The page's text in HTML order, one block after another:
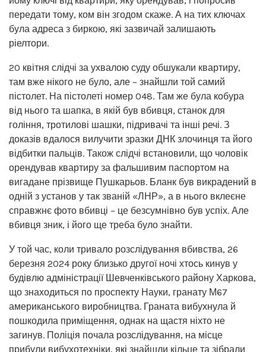
передати тому, ком він згодом скаже. А на тих ключах
була адреса з биркою, які зазвичай залишають
ріелтори.
20 квітня слідчі за ухвалою суду обшукали квартиру,
там вже нікого не було, але – знайшли той самий
пістолет. На пістолеті номер 048. Там же була кобура
від нього та шапка, в якій був вбивця, станок для
гоління, тротилові шашки, підривачі та інші речі. З
доказів вдалося вилучити зразки ДНК злочинця та його
відбитки пальців. Також слідчі встановили, що чоловік
орендував квартиру за фальшивим паспортом на
вигадане прізвище Пушкарьов. Бланк був викрадений в
одній з установ у так званій «ЛНР», а в нього вклеєне
справжнє фото вбивці – це безсумнівно був успіх. Але
вбивця зник, і його ще треба було знайти.
У той час, коли тривало розслідування вбивства, 26
березня 2024 року близько другої ночі хтось кинув у
будівлю адміністрації Шевченківського району Харкова,
що знаходиться по проспекту Науки, гранату М67
американського виробництва. Граната вибухнула й
пошкодила приміщення, однак на щастя ніхто не
загинув. Поліція почала розслідування, на місце
прибули вибухотехніки, які знайшли кільце та зібрали